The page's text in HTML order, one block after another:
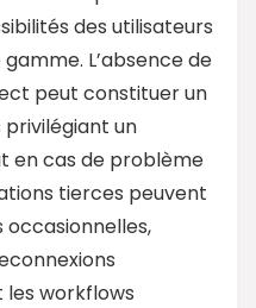
des utilisateurs
L’absence de
peut constituer un
un
en cas de problème
tierces peuvent
workflows